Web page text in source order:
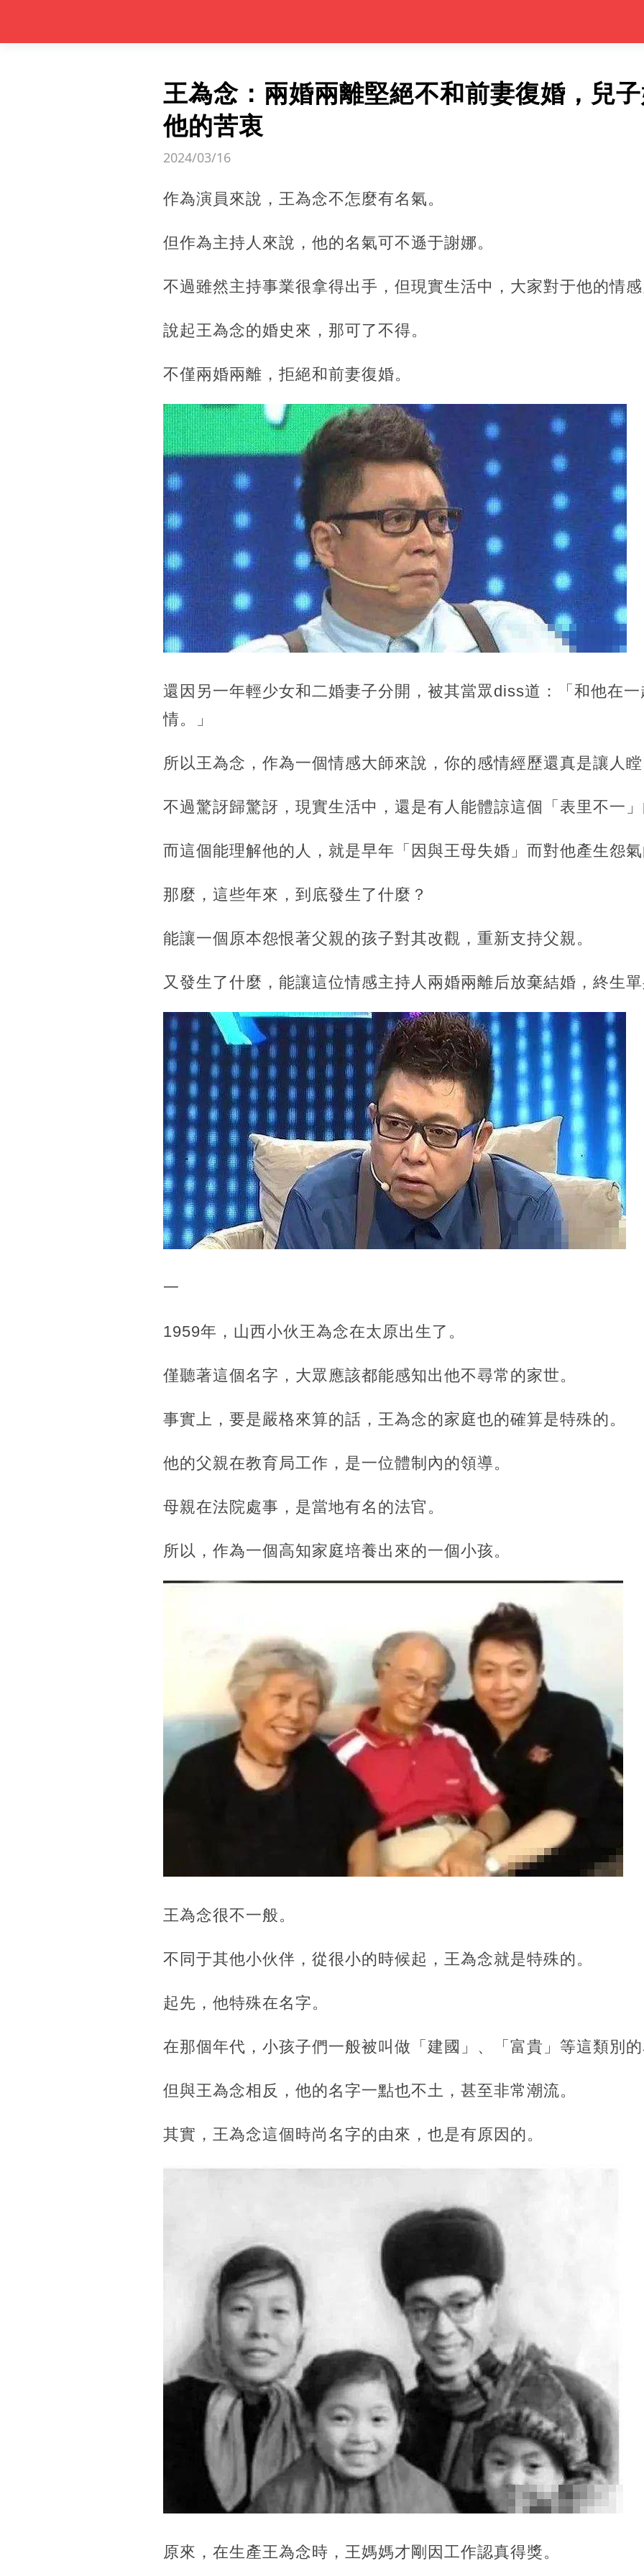
王為念：兩婚兩離堅絕不和前妻復婚，兒
他的苦衷
2024/03/16
作為演員來說，王為念不怎麼有名氣。
但作為主持人來說，他的名氣可不遜于謝娜。
不過雖然主持事業很拿得出手，但現實生活中，大家對于他的情
說起王為念的婚史來，那可了不得。
不僅兩婚兩離，拒絕和前妻復婚。
還因另一年輕少女和二婚妻子分開，被其當眾diss道：「和他在
情。」
所以王為念，作為一個情感大師來說，你的感情經歷還真是讓人
不過驚訝歸驚訝，現實生活中，還是有人能體諒這個「表里不一
而這個能理解他的人，就是早年「因與王母失婚」而對他產生怨
那麼，這些年來，到底發生了什麼？
能讓一個原本怨恨著父親的孩子對其改觀，重新支持父親。
又發生了什麼，能讓這位情感主持人兩婚兩離后放棄結婚，終生
一
1959年，山西小伙王為念在太原出生了。
僅聽著這個名字，大眾應該都能感知出他不尋常的家世。
事實上，要是嚴格來算的話，王為念的家庭也的確算是特殊的。
他的父親在教育局工作，是一位體制內的領導。
母親在法院處事，是當地有名的法官。
所以，作為一個高知家庭培養出來的一個小孩。
王為念很不一般。
不同于其他小伙伴，從很小的時候起，王為念就是特殊的。
起先，他特殊在名字。
在那個年代，小孩子們一般被叫做「建國」、「富貴」等這類別
但與王為念相反，他的名字一點也不土，甚至非常潮流。
其實，王為念這個時尚名字的由來，也是有原因的。
原來，在生產王為念時，王媽媽才剛因工作認真得獎。